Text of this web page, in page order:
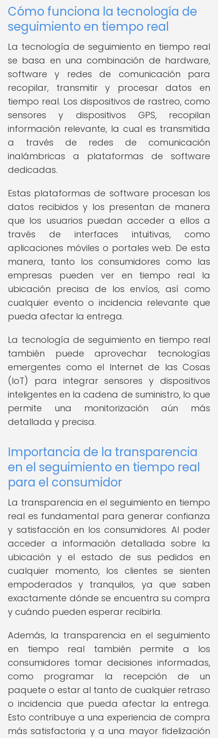
Cómo funciona la tecnología de
seguimiento en tiempo real
La tecnología de seguimiento en tiempo real
se basa en una combinación de hardware,
software y redes de comunicación para
recopilar, transmitir y procesar datos en
tiempo real. Los dispositivos de rastreo, como
sensores y dispositivos GPS, recopilan
información relevante, la cual es transmitida
a través de redes de comunicación
inalámbricas a plataformas de software
dedicadas.
Estas plataformas de software procesan los
datos recibidos y los presentan de manera
que los usuarios puedan acceder a ellos a
través de interfaces intuitivas, como
aplicaciones móviles o portales web. De esta
manera, tanto los consumidores como las
empresas pueden ver en tiempo real la
ubicación precisa de los envíos, así como
cualquier evento o incidencia relevante que
pueda afectar la entrega.
La tecnología de seguimiento en tiempo real
también puede aprovechar tecnologías
emergentes como el Internet de las Cosas
(IoT) para integrar sensores y dispositivos
inteligentes en la cadena de suministro, lo que
permite una monitorización aún más
detallada y precisa.
Importancia de la transparencia
en el seguimiento en tiempo real
para el consumidor
La transparencia en el seguimiento en tiempo
real es fundamental para generar confianza
y satisfacción en los consumidores. Al poder
acceder a información detallada sobre la
ubicación y el estado de sus pedidos en
cualquier momento, los clientes se sienten
empoderados y tranquilos, ya que saben
exactamente dónde se encuentra su compra
y cuándo pueden esperar recibirla.
Además, la transparencia en el seguimiento
en tiempo real también permite a los
consumidores tomar decisiones informadas,
como programar la recepción de un
paquete o estar al tanto de cualquier retraso
o incidencia que pueda afectar la entrega.
Esto contribuye a una experiencia de compra
más satisfactoria y a una mayor fidelización